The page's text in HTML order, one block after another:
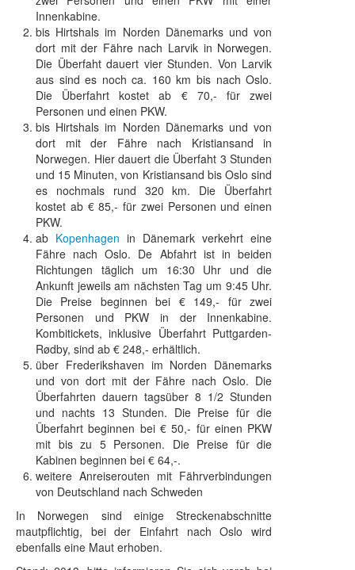
Innenkabine.
bis Hirtshals im Norden Dänemarks und von
dort mit der Fähre nach Larvik in Norwegen.
Die Überfaht dauert vier Stunden. Von Larvik
aus sind es noch ca. 160 km bis nach Oslo.
Die Überfahrt kostet ab € 70,- für zwei
Personen und einen PKW.
bis Hirtshals im Norden Dänemarks und von
dort mit der Fähre nach Kristiansand in
Norwegen. Hier dauert die Überfaht 3 Stunden
und 15 Minuten, von Kristiansand bis Oslo sind
es nochmals rund 320 km. Die Überfahrt
kostet ab € 85,- für zwei Personen und einen
PKW.
ab Kopenhagen in Dänemark verkehrt eine
Fähre nach Oslo. De Abfahrt ist in beiden
Richtungen täglich um 16:30 Uhr und die
Ankunft jeweils am nächsten Tag um 9:45 Uhr.
Die Preise beginnen bei € 149,- für zwei
Personen und PKW in der Innenkabine.
Kombitickets, inklusive Überfahrt Puttgarden-
Rødby, sind ab € 248,- erhältlich.
über Frederikshaven im Norden Dänemarks
und von dort mit der Fähre nach Oslo. Die
Überfahrten dauern tagsüber 8 1/2 Stunden
und nachts 13 Stunden. Die Preise für die
Überfahrt beginnen bei € 50,- für einen PKW
mit bis zu 5 Personen. Die Preise für die
Kabinen beginnen bei € 64,-.
weitere Anreiserouten mit Fährverbindungen
von Deutschland nach Schweden
In Norwegen sind einige Streckenabschnitte
mautpflichtig, bei der Einfahrt nach Oslo wird
ebenfalls eine Maut erhoben.